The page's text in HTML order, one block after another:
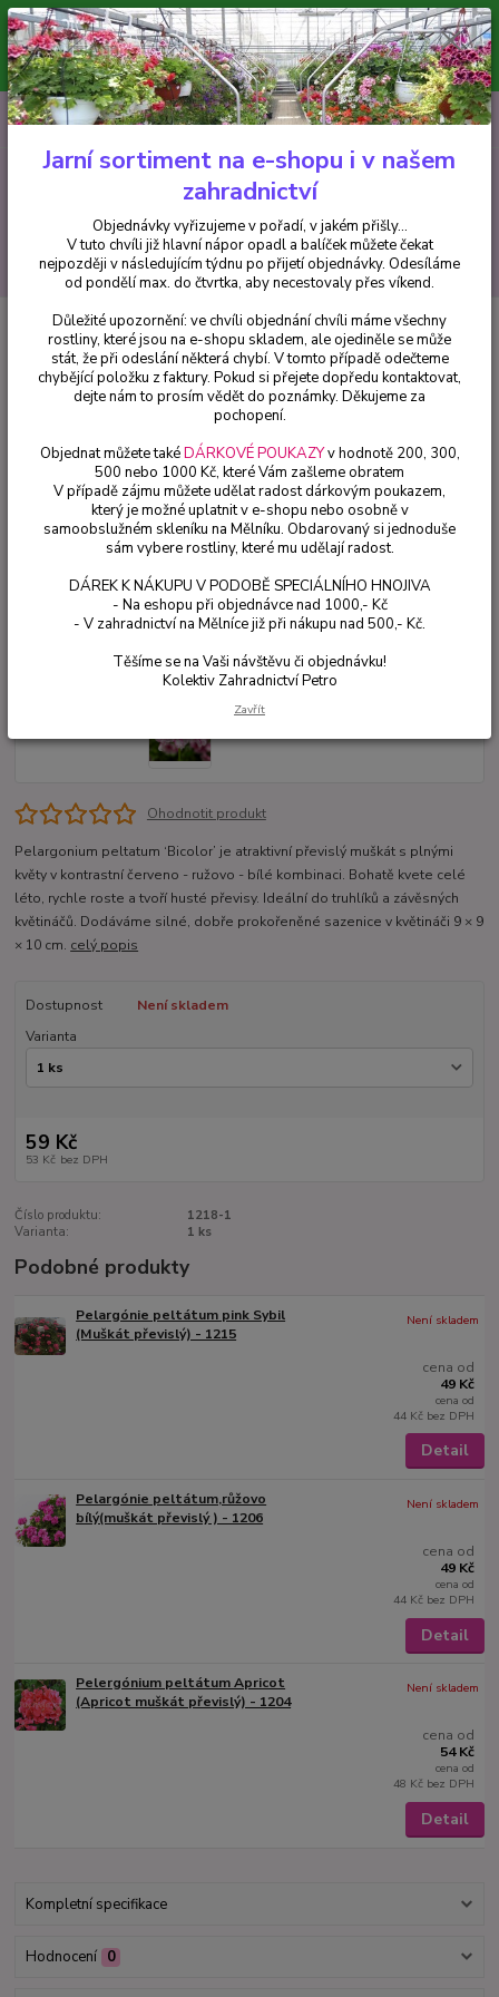
Minimální hodnota pro odeslání z e-shopu je 300 Kč.
V tuto chvíli již hlavní nápor objednávek opadl a balíček můžete čekat
nejpozději v následujícím týdnu po přijetí objednávky. Objednávky
vyřizujeme v pořadí, v jakém přišly...
CZK
Hledat
+420 602 223 614 0ks
za0 Kč
Pelargonie Pelargónie peltátum Bicolor - 1 ks
Pelargónie peltátum Bicolor - 1
Ohodnotit produkt
Pelargonium peltatum ‘Bicolor’ je atraktivní převislý muškát s plnými
květy v kontrastní červeno - ružovo - bílé kombinaci. Bohatě kvete celé
léto, rychle roste a tvoří husté převisy. Ideální do truhlíků a závěsných
květináčů. Dodáváme silné, dobře prokořeněné sazenice v květináči 9 × 9
× 10 cm. celý popis
Dostupnost
Není skladem
Varianta
59 Kč
53 Kč bez DPH
Číslo produktu:
1218-1
Varianta:
1 ks
Podobné produkty
Pelargónie peltátum pink Sybil
(Muškát převislý) - 1215
cena od
49 Kč
cena od
44 Kč bez DPH
Není skladem
Detail
Pelargónie peltátum,růžovo
bílý(muškát převislý ) - 1206
cena od
49 Kč
cena od
44 Kč bez DPH
Není skladem
Detail
Pelergónium peltátum Apricot
(Apricot muškát převislý) - 1204
cena od
54 Kč
cena od
48 Kč bez DPH
Není skladem
Detail
Kompletní specifikace
Hodnocení 0
Jarní sortiment na e-shopu i v našem
zahradnictví
Objednávky vyřizujeme v pořadí, v jakém přišly...
V tuto chvíli již hlavní nápor opadl a balíček můžete čekat
nejpozději v následujícím týdnu po přijetí objednávky. Odesíláme
od pondělí max. do čtvrtka, aby necestovaly přes víkend.
Důležité upozornění: ve chvíli objednání chvíli máme všechny
rostliny, které jsou na e-shopu skladem, ale ojediněle se může
stát, že při odeslání některá chybí. V tomto případě odečteme
chybějící položku z faktury. Pokud si přejete dopředu kontaktovat,
dejte nám to prosím vědět do poznámky. Děkujeme za
pochopení.
Objednat můžete takéDÁRKOVÉ POUKAZYv hodnotě 200, 300,
500 nebo 1000 Kč, které Vám zašleme obratem
V případě zájmu můžete udělat radost dárkovým poukazem,
který je možné uplatnit v e-shopu nebo osobně v
samoobslužném skleníku na Mělníku. Obdarovaný si jednoduše
sám vybere rostliny, které mu udělají radost.
DÁREK K NÁKUPU V PODOBĚ SPECIÁLNÍHO HNOJIVA
- Na eshopu při objednávce nad 1000,- Kč
- V zahradnictví na Mělníce již při nákupu nad 500,- Kč.
Těšíme se na Vaši návštěvu či objednávku!
Kolektiv Zahradnictví Petro
Zavřít